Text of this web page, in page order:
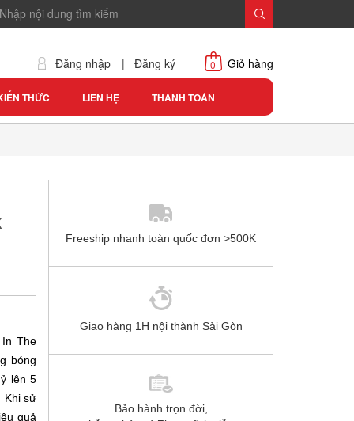
Đăng nhập | Đăng ký Giỏ hàng
0
THỨC LIÊN HỆ THANH TOÁN
The
bóng
lên 5
Khi sử
quả
Freeship nhanh toàn quốc đơn >500K
Giao hàng 1H nội thành Sài Gòn
Bảo hành trọn đời,